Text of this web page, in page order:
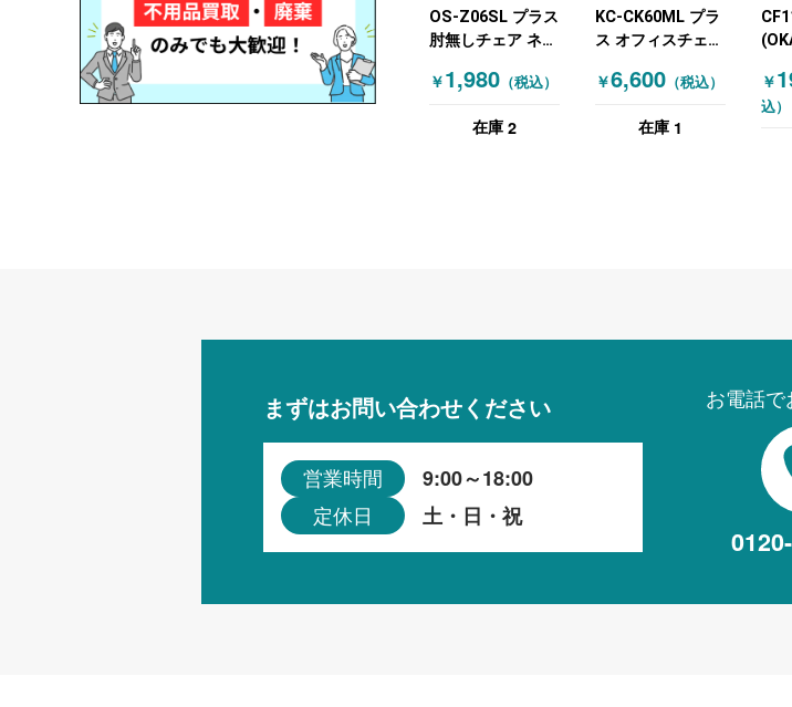
OS-Z06SL プラス
肘無しチェア ネイ
￥1,980 （税込）
在庫 2
KC-CK60ML プラ
ス オフィスチェア
ームキズ有 2023
￥6,600（税込）
在庫 1
リ
能
￥
込）
まずはお問い合わせください
営業時間 9:00～18:00
定休日 土・日・祝
お電話で